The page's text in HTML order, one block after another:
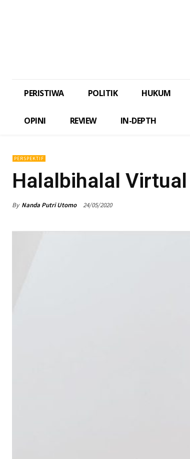
PERISTIWA POLITIK HUKUM
OPINI REVIEW IN-DEPTH
PERSPEKTIF
Halalbihalal
By Nanda Putri Utomo 24/05/2020